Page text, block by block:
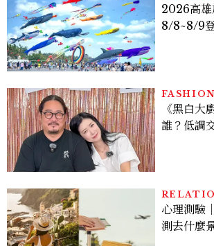
2026高雄
8/8~8/9
FASHION
《黑白大
誰？低調
心理測驗
測去什麼